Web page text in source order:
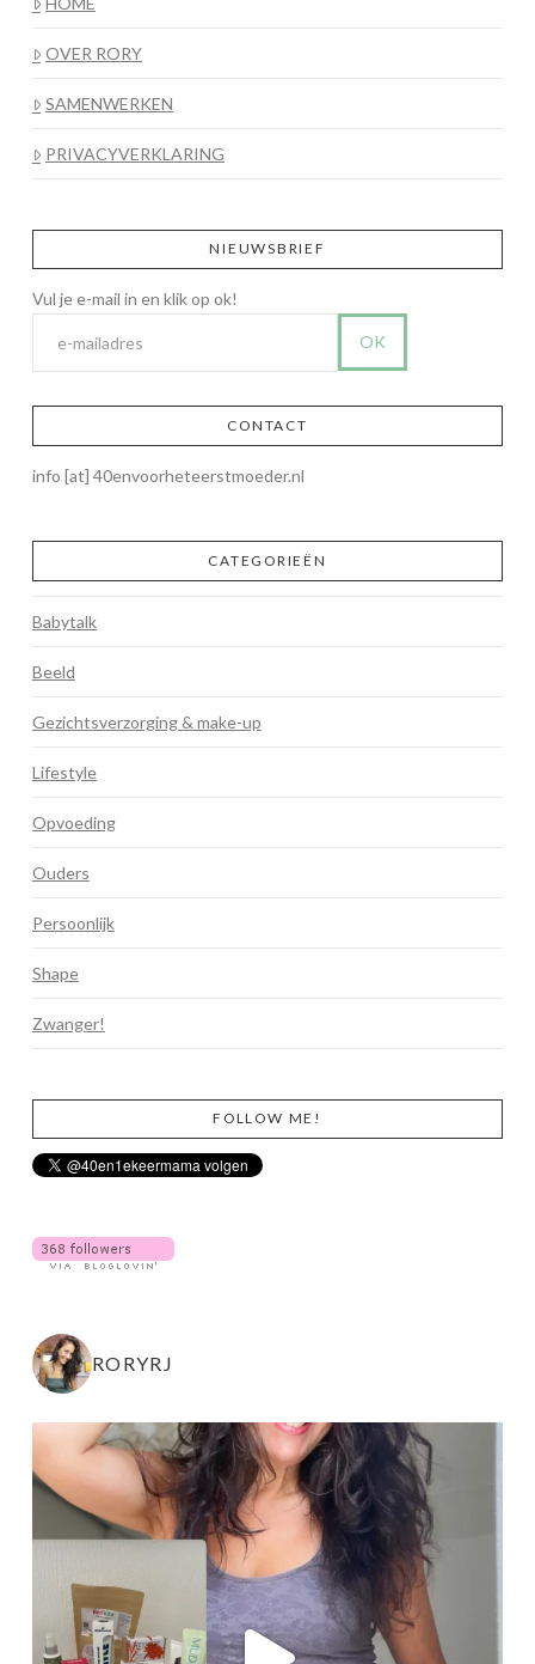
OVER RORY
SAMENWERKEN
PRIVACYVERKLARING
NIEUWSBRIEF
CONTACT
info [at] 40envoorheteerstmoeder.nl
CATEGORIEËN
Babytalk
Beeld
Gezichtsverzorging & make-up
Lifestyle
Opvoeding
Ouders
Persoonlijk
Shape
Zwanger!
FOLLOW ME!
RORYRJ